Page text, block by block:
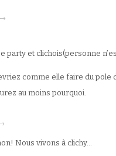
→
et clichois(personne
comme elle faire du pole
au moins pourquoi.
Nous vivons à clichy…